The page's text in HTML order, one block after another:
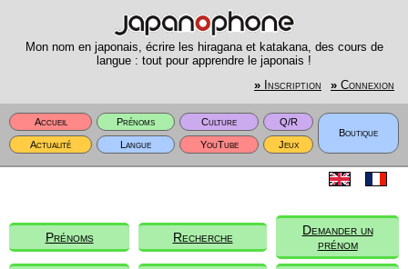
Mon nom en japonais, écrire les hiragana et katakana, des cours de
langue : tout pour apprendre le japonais !
» Inscription » Connexion
Accueil Prénoms Culture
Q/R
Boutique
Actualité
Langue YouTube Jeux
Prénoms Recherche
Demander un
prénom